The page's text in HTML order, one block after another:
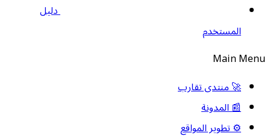
دليل
المستخدم
Main Menu
🚀 منتدى تقارب
📰 المدونة
⚙️ تطوير المواقع